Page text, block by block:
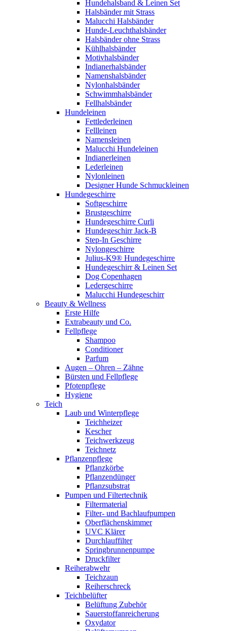
Hundehalsband & Leinen Set
Halsbänder mit Strass
Malucchi Halsbänder
Hunde-Leuchthalsbänder
Halsbänder ohne Strass
Kühlhalsbänder
Motivhalsbänder
Indianerhalsbänder
Namenshalsbänder
Nylonhalsbänder
Schwimmhalsbänder
Fellhalsbänder
Hundeleinen
Fettlederleinen
Fellleinen
Namensleinen
Malucchi Hundeleinen
Indianerleinen
Lederleinen
Nylonleinen
Designer Hunde Schmuckleinen
Hundegeschirre
Softgeschirre
Brustgeschirre
Hundegeschirre Curli
Hundegeschirr Jack-B
Step-In Geschirre
Nylongeschirre
Julius-K9® Hundegeschirre
Hundegeschirr & Leinen Set
Dog Copenhagen
Ledergeschirre
Malucchi Hundegeschirr
Beauty & Wellness
Erste Hilfe
Extrabeauty und Co.
Fellpflege
Shampoo
Conditioner
Parfum
Augen – Ohren – Zähne
Bürsten und Fellpflege
Pfotenpflege
Hygiene
Teich
Laub und Winterpflege
Teichheizer
Kescher
Teichwerkzeug
Teichnetz
Pflanzenpflege
Pflanzkörbe
Pflanzendünger
Pflanzsubstrat
Pumpen und Filtertechnik
Filtermaterial
Filter- und Bachlaufpumpen
Oberflächenskimmer
UVC Klärer
Durchlauffilter
Springbrunnenpumpe
Druckfilter
Reiherabwehr
Teichzaun
Reiherschreck
Teichbelüfter
Belüftung Zubehör
Sauerstoffanreicherung
Oxydator